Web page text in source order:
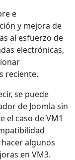
e
y mejora de
al esfuerzo de
electrónicas,
reciente.
se puede
de Joomla sin
el caso de VM1
algunos
en VM3.